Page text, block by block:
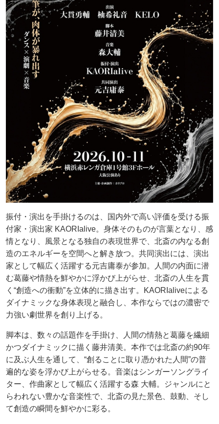
振付・演出を手掛けるのは、国内外で高い評価を受ける振
付家・演出家 KAORIalive。身体そのものが言葉となり、感
情となり、風景となる独自の表現世界で、北斎の内なる創
造のエネルギーを空間へと解き放つ。共同演出には、演出
家として幅広く活躍する元吉庸泰が参加。人間の内面に潜
む葛藤や情熱を鮮やかに浮かび上がらせ、北斎の人生を貫
く“創造への衝動”を立体的に描き出す。KAORIaliveによる
ダイナミックな身体表現と融合し、本作ならではの濃密で
力強い劇世界を創り上げる。
脚本は、数々の話題作を手掛け、人間の情熱と葛藤を繊細
かつダイナミックに描く藤井清美。本作では北斎の約90年
に及ぶ人生を通して、“創ることに取り憑かれた人間”の普
遍的な姿を浮かび上がらせる。音楽はシンガーソングライ
ター、作曲家として幅広く活躍する森 大輔。ジャンルにと
らわれない豊かな音楽性で、北斎の見た景色、鼓動、そし
て創造の瞬間を鮮やかに彩る。